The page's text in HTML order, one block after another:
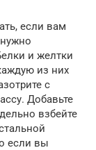
если вам
и желтки
из них
с
Добавьте
взбейте
если вы